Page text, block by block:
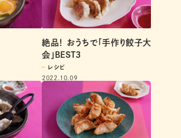
絶品！ おうちで「手作り餃子大
会」BEST3
レシピ
2022.10.09